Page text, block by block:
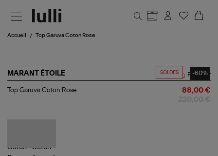
Accueil Top Garuva Coton Rose
SOLDES -60%
MARANT ÉTOILE
Top
Partager
Top Garuva Coton Rose 88,00 €